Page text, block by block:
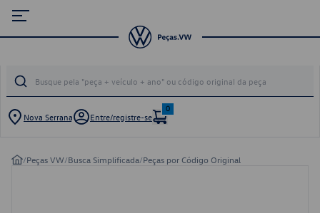
Nova Serrana Entre/registre-se
0
/Peças VW/Busca Simplificada/Peças por Código Original